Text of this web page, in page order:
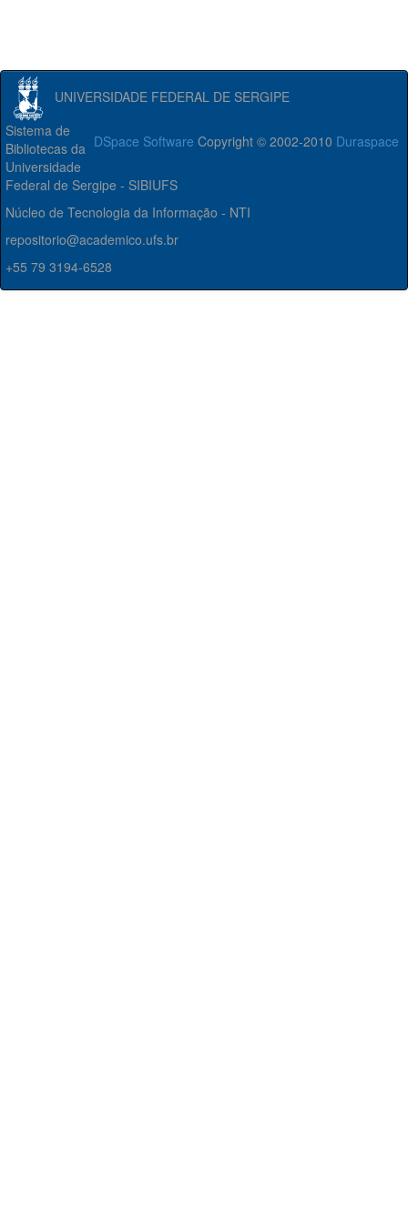
UNIVERSIDADE FEDERAL DE SERGIPE
DSpace Software Copyright © 2002-2010 Duraspace
Sistema de
Bibliotecas da
Universidade
Federal de Sergipe - SIBIUFS
Núcleo de Tecnologia da Informação - NTI
repositorio@academico.ufs.br
+55 79 3194-6528